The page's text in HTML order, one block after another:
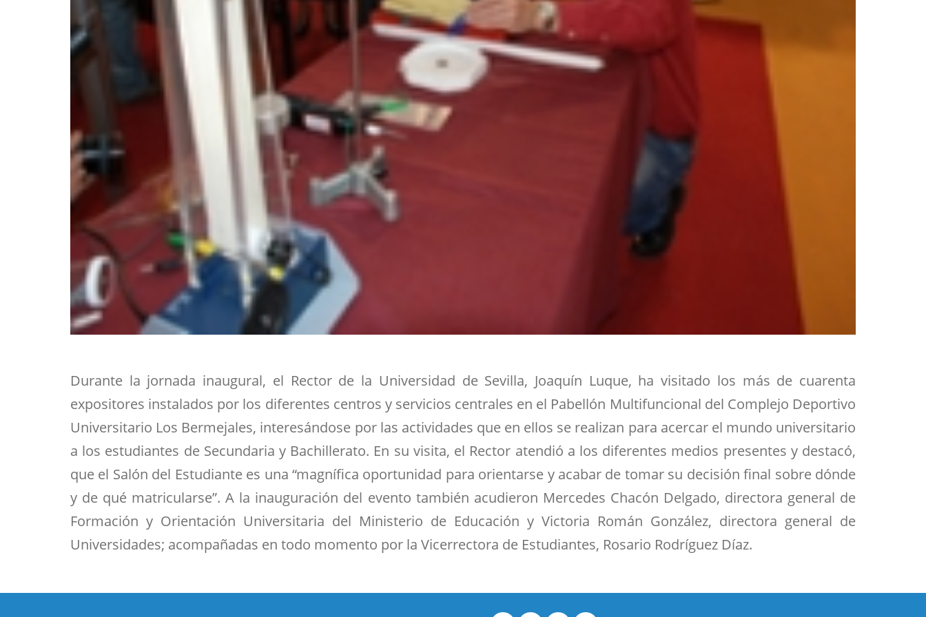
Durante la jornada inaugural, el Rector de la Universidad de Sevilla, Joaquín Luque, ha visitado los más de cuarenta
expositores instalados por los diferentes centros y servicios centrales en el Pabellón Multifuncional del Complejo Deportivo
Universitario Los Bermejales, interesándose por las actividades que en ellos se realizan para acercar el mundo universitario
a los estudiantes de Secundaria y Bachillerato. En su visita, el Rector atendió a los diferentes medios presentes y destacó,
que el Salón del Estudiante es una “magnífica oportunidad para orientarse y acabar de tomar su decisión final sobre dónde
y de qué matricularse”. A la inauguración del evento también acudieron Mercedes Chacón Delgado, directora general de
Formación y Orientación Universitaria del Ministerio de Educación y Victoria Román González, directora general de
Universidades; acompañadas en todo momento por la Vicerrectora de Estudiantes, Rosario Rodríguez Díaz.